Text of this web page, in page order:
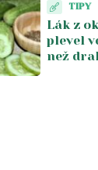
musíte
TIPY
Lák z
plevel
než